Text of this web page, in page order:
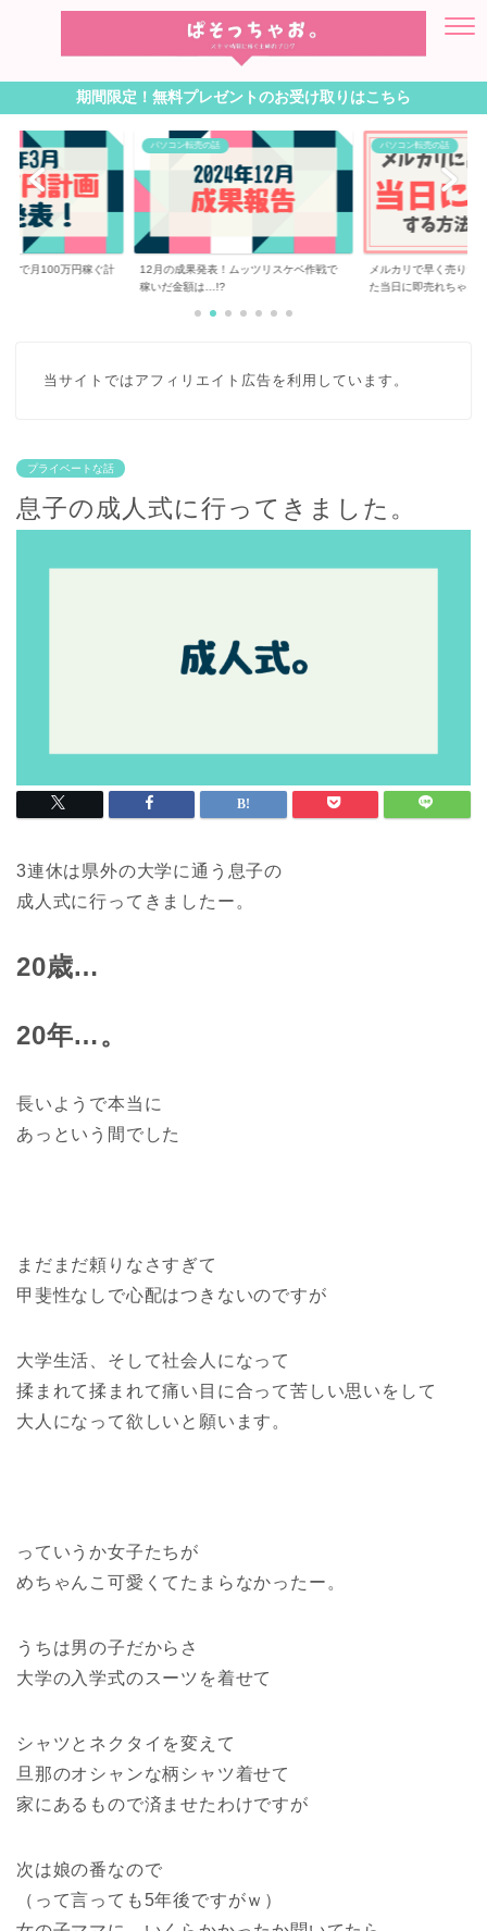
期間限定！無料プレゼントのお受け取りはこちら
売で月100万円稼ぐ計
パソコン転売の話
12月の成果発表！ムッツリスケベ作戦で
稼いだ金額は…!?
パソコン転売の話
メルカリで早く売りた
た当日に即売れちゃ...
当サイトではアフィリエイト広告を利用しています。
プライベートな話
息子の成人式に行ってきました。
3連休は県外の大学に通う息子の
成人式に行ってきましたー。
20歳…
20年…。
長いようで本当に
あっという間でした
まだまだ頼りなさすぎて
甲斐性なしで心配はつきないのですが
大学生活、そして社会人になって
揉まれて揉まれて痛い目に合って苦しい思いをして
大人になって欲しいと願います。
っていうか女子たちが
めちゃんこ可愛くてたまらなかったー。
うちは男の子だからさ
大学の入学式のスーツを着せて
シャツとネクタイを変えて
旦那のオシャンな柄シャツ着せて
家にあるもので済ませたわけですが
次は娘の番なので
（って言っても5年後ですがｗ）